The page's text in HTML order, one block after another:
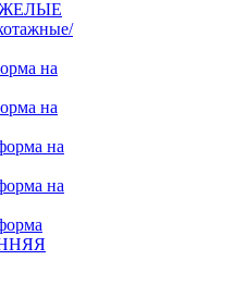
на
на
на
на